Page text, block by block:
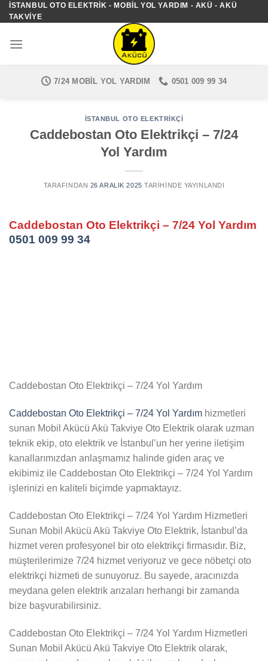
İçeriğe
atla
İSTANBUL OTO ELEKTRIK - MOBIL YOL YARDIM - AKÜ - AKÜ
TAKVIYE
7/24 MOBIL YOL YARDIM 0501 009 99 34
İSTANBUL OTO ELEKTRIKÇI
Caddebostan Oto Elektrikçi – 7/24
Yol Yardım
TARAFINDAN 26 ARALIK 2025 TARIHINDE YAYINLANDI
Caddebostan Oto Elektrikçi – 7/24 Yol Yardım
0501 009 99 34
Caddebostan Oto Elektrikçi – 7/24 Yol Yardım
Caddebostan Oto Elektrikçi – 7/24 Yol Yardım hizmetleri
sunan Mobil Akücü Akü Takviye Oto Elektrik olarak uzman
teknik ekip, oto elektrik ve İstanbul’un her yerine iletişim
kanallarımızdan anlaşmamız halinde giden araç ve
ekibimiz ile Caddebostan Oto Elektrikçi – 7/24 Yol Yardım
işlerinizi en kaliteli biçimde yapmaktayız.
Caddebostan Oto Elektrikçi – 7/24 Yol Yardım Hizmetleri
Sunan Mobil Akücü Akü Takviye Oto Elektrik, İstanbul’da
hizmet veren profesyonel bir oto elektrikçi firmasıdır. Biz,
müşterilerimize 7/24 hizmet veriyoruz ve gece nöbetçi oto
elektrikçi hizmeti de sunuyoruz. Bu sayede, aracınızda
meydana gelen elektrik arızaları herhangi bir zamanda
bize başvurabilirsiniz.
Caddebostan Oto Elektrikçi – 7/24 Yol Yardım Hizmetleri
Sunan Mobil Akücü Akü Takviye Oto Elektrik olarak,